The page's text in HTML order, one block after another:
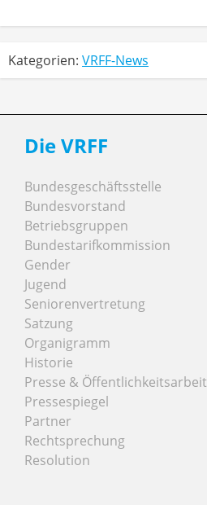
Kategorien: VRFF-News
Die VRFF
Bundesgeschäftsstelle
Bundesvorstand
Betriebsgruppen
Bundestarifkommission
Gender
Jugend
Seniorenvertretung
Satzung
Organigramm
Historie
Presse & Öffentlichkeitsarbeit
Pressespiegel
Partner
Rechtsprechung
Resolution